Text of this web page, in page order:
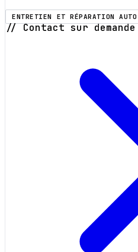
ENTRETIEN ET RÉPARATION AUTO
// Contact sur demande